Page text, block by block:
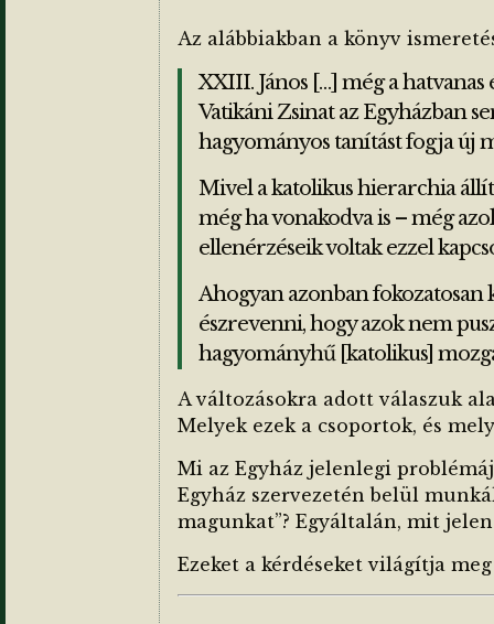
Az alábbiakban a könyv
XXIII. János […] még a
Vatikáni Zsinat az Egyházban
hagyományos tanítást fogja új
Mivel a katolikus hierarchia
még ha vonakodva is – még
ellenérzéseik voltak ezzel
Ahogyan azonban fokozatosan
észrevenni, hogy azok nem
hagyományhű [katolikus]
A változásokra adott válaszuk
Melyek ezek a csoportok, és
Mi az Egyház jelenlegi
Egyház szervezetén belül
magunkat”? Egyáltalán, mit
Ezeket a kérdéseket világítja